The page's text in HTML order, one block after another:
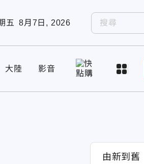
五 8月7日, 2026
大陸 影音
由新到舊